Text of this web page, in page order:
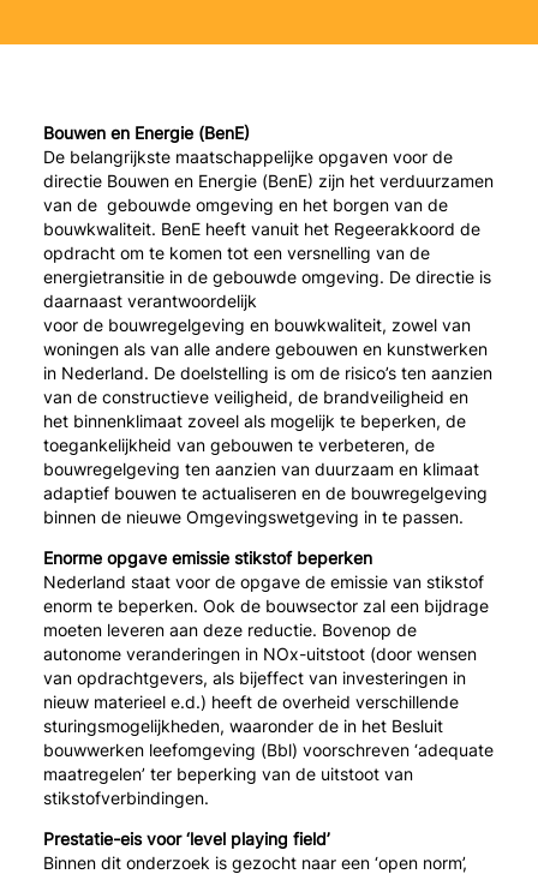
Bouwen en Energie (BenE)
De belangrijkste maatschappelijke opgaven voor de
directie Bouwen en Energie (BenE) zijn het verduurzamen
van de gebouwde omgeving en het borgen van de
bouwkwaliteit. BenE heeft vanuit het Regeerakkoord de
opdracht om te komen tot een versnelling van de
energietransitie in de gebouwde omgeving. De directie is
daarnaast verantwoordelijk
voor de bouwregelgeving en bouwkwaliteit, zowel van
woningen als van alle andere gebouwen en kunstwerken
in Nederland. De doelstelling is om de risico’s ten aanzien
van de constructieve veiligheid, de brandveiligheid en
het binnenklimaat zoveel als mogelijk te beperken, de
toegankelijkheid van gebouwen te verbeteren, de
bouwregelgeving ten aanzien van duurzaam en klimaat
adaptief bouwen te actualiseren en de bouwregelgeving
binnen de nieuwe Omgevingswetgeving in te passen.
Enorme opgave emissie stikstof beperken
Nederland staat voor de opgave de emissie van stikstof
enorm te beperken. Ook de bouwsector zal een bijdrage
moeten leveren aan deze reductie. Bovenop de
autonome veranderingen in NOx-uitstoot (door wensen
van opdrachtgevers, als bijeffect van investeringen in
nieuw materieel e.d.) heeft de overheid verschillende
sturingsmogelijkheden, waaronder de in het Besluit
bouwwerken leefomgeving (Bbl) voorschreven ‘adequate
maatregelen’ ter beperking van de uitstoot van
stikstofverbindingen.
Prestatie-eis voor ‘level playing field’
Binnen dit onderzoek is gezocht naar een ‘open norm’,